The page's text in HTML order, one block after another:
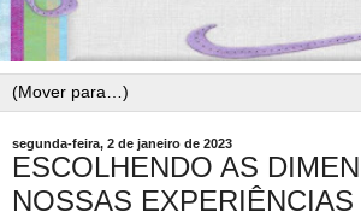
segunda-feira, 2 de janeiro de 2023
ESCOLHENDO AS
NOSSAS EXPERIÊNCIAS